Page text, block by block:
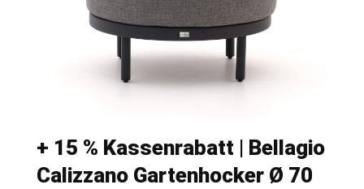
+ 15 % Kassenrabatt | Bellagio
Calizzano Gartenhocker Ø 70